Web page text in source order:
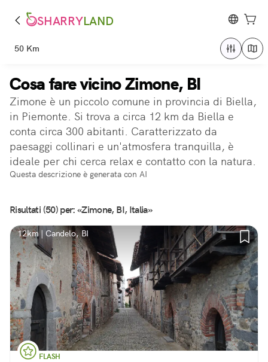
SHARRYLAND
50 Km
Cosa fare vicino Zimone, BI
Zimone è un piccolo comune in provincia di Biella,
in Piemonte. Si trova a circa 12 km da Biella e
conta circa 300 abitanti. Caratterizzato da
paesaggi collinari e un'atmosfera tranquilla, è
ideale per chi cerca relax e contatto con la natura.
Questa descrizione è generata con AI
Risultati (50) per: «Zimone, BI, Italia»
12km | Candelo, BI
FLASH